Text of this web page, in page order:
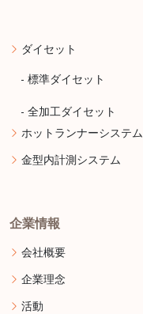
ダイセット
- 標準ダイセット
- 全加工ダイセット
ホットランナーシステム
金型内計測システム
企業情報
会社概要
企業理念
活動